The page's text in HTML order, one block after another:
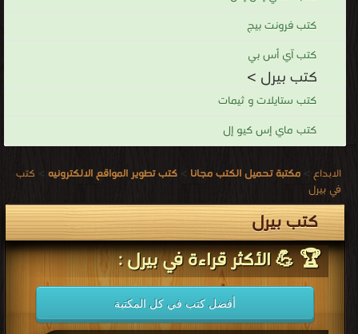
كتب فرونت بيج
كتب آي أس بي
كتب بيرل >
كتب ستايلات و ثيمات
كتب ماي إس كيو إل
الابداع > مكتبة تحميل الكتب مجانا > كتب تطوير المواقع الالكترونيه > كتب
في بيرل
كتب بيرل
🏆 💪 الأكثر قراءة في بيرل :
أفضل كتب في كل المكتبة